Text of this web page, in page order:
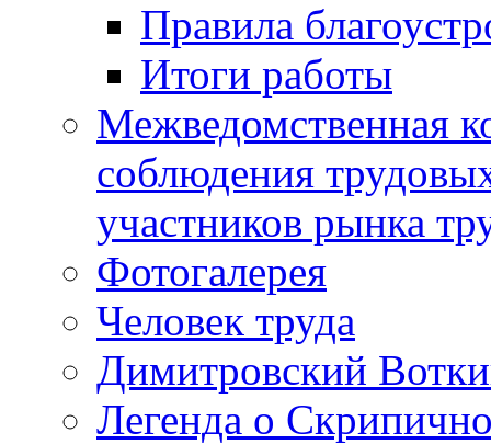
Правила
Итоги работы
Межведомственная
соблюдения
участников рынка
Фотогалерея
Человек труда
Димитровский
Легенда о